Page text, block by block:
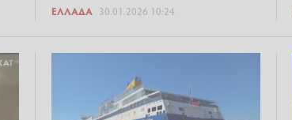
ΕΛΛΆΔΑ 30.01.2026 10:24